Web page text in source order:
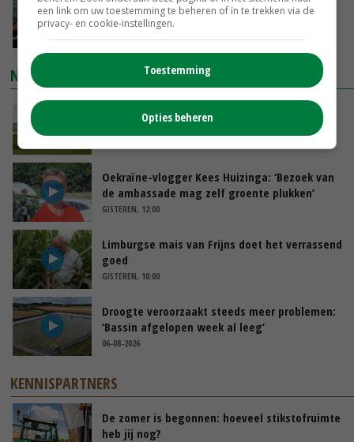
je gelukkig van wordt’
NIEUWSTE VIDEO'S
POAH!: John Deere 7730
Oekraïne-vlogger Kees Huizinga: ‘Bezoek van
de ambassade mag zelf groente plukken’
GISTEREN, 12:00
Limburgse mais van Frijns doet het verrassend
goed
GISTEREN, 10:00
Droogte veroorzaakt steeds meer problemen:
‘Bassin afgelopen week al leeg’
06-08-2026
KENNISPARTNERS
De zomer is begonnen: hoeveel stikstofruimte
heb jij nog?
een link om uw toestemming te beheren of in te trekken via de
privacy- en cookie-instellingen.
Toestemming
Opties beheren